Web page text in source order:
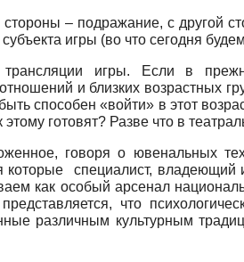
стороны – подражание, с другой
игры (во что сегодня
игры. Если в
и близких возрастных
способен «войти» в этот
этому готовят? Разве что в
говоря о ювенальных
которые специалист,
как особый арсенал
что
различным культурным